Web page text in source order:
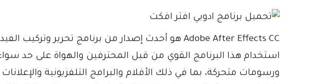
استخدام هذا البرنامج القوي من قبل المحترفين والهواة على حد
ورسومات متحركة، بما في ذلك الأفلام والبرامج التلفزيونية